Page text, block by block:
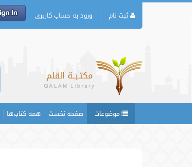
ثبت نام ورود به حساب کاربری
موضوعات صفحه نخست همه کتاب‌ها